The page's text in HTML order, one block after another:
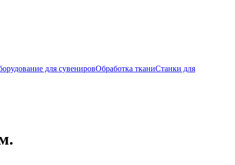
для сувенировОбработка тканиСтанки для